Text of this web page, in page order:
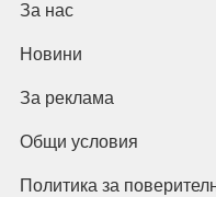
За нас
Новини
За реклама
Общи условия
Политика за